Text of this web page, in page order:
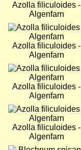
Azolla filiculoides -
Algenfarn
Bild
Azolla filiculoides -
Algenfarn
Bild
Azolla filiculoides -
Algenfarn
Bild
Azolla filiculoides -
Algenfarn